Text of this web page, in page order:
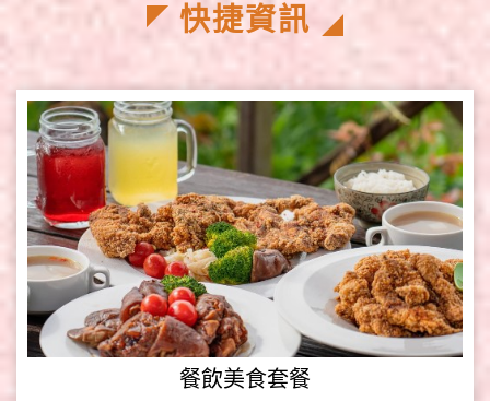
快捷資訊
餐飲美食套餐